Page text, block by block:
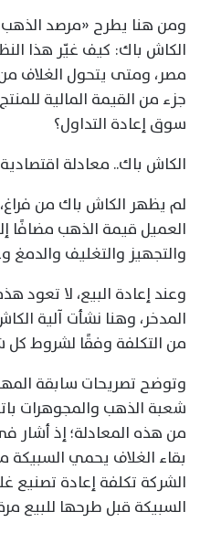
ومن هنا يطرح «مرصد
الكاش باك: كيف غيّر هذا
مصر، ومتى يتحول الغلاف
جزء من القيمة المالية
سوق إعادة التداول؟
الكاش باك.. معادلة
لم يظهر الكاش باك من
العميل قيمة الذهب مضافًا
والتجهيز والتغليف والدمغ
وعند إعادة البيع، لا تعود
المدخر، وهنا نشأت آلية
من التكلفة وفقًا لشروط كل
وتوضح تصريحات سابقة
شعبة الذهب والمجوهرات
من هذه المعادلة؛ إذ أشار
بقاء الغلاف يحمي السبيكة
الشركة تكلفة إعادة تصنيع
السبيكة قبل طرحها للبيع